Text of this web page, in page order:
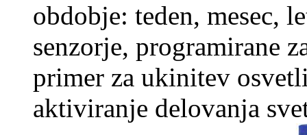
obdobje: teden, mesec,
senzorje, programirane
primer za ukinitev
aktiviranje delovanja